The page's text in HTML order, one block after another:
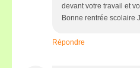
devant votre travail et
Bonne rentrée scolaire
Répondre